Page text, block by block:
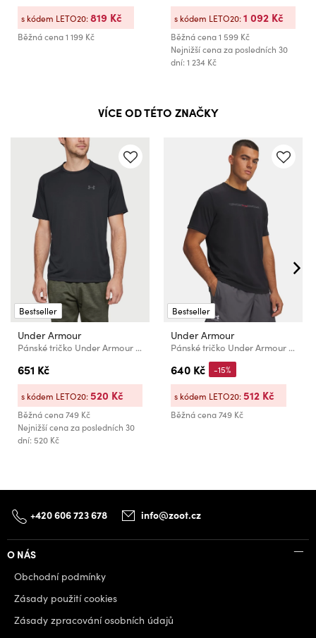
Běžná cena1 199 Kč
s kódem LETO20:819 Kč
Běžná cena1 599 Kč
Nejnižší cena za posledních 30
dní: 1 234 Kč
s kódem LETO20:1 092 Kč
VÍCE OD TÉTO ZNAČKY
Bestseller
Under Armour
Pánské tričko Under Armour Tech 2.0 SS Tee- BLK
651 Kč
Běžná cena749 Kč
Nejnižší cena za posledních 30
dní: 520 Kč
s kódem LETO20:520 Kč
Bestseller
Under Armour
Pánské tričko Under Armour UA M BLUR WM SS
640 Kč
Běžná cena749 Kč
-15%
s kódem LETO20:512 Kč
+420 606 723 678 info@zoot.cz
O NÁS
Obchodní podmínky
Zásady použití cookies
Zásady zpracování osobních údajů